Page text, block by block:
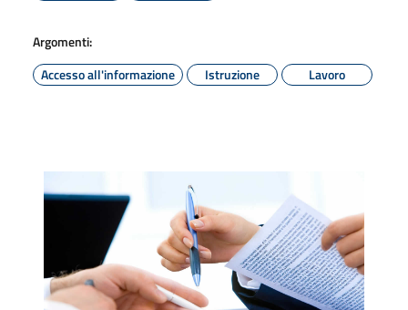
Argomenti:
Accesso all'informazione
Istruzione Lavoro